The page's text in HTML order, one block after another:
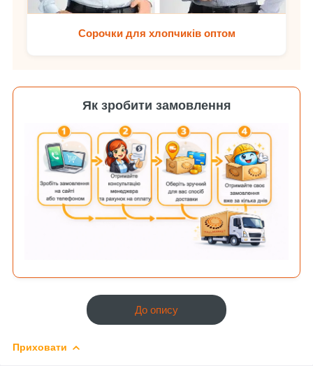
Сорочки для хлопчиків оптом
Як зробити замовлення
До опису
Приховати